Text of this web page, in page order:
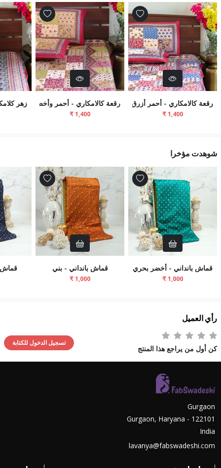
رقعة كالامكاري - أحمر أزرق رقعة كالامكاري - أحمر وأخضر زهر
شوهدت مؤخرا
قماش بانداني - أخضر بحري قماش بانداني - بني قماش
رأي العميل
كن أول من يراجع هذا المنتج
تسجيل الدخول للكتابة
Gurgaon
Gurgaon, Haryana - 122101
India
lavanya@fabswadeshi.com